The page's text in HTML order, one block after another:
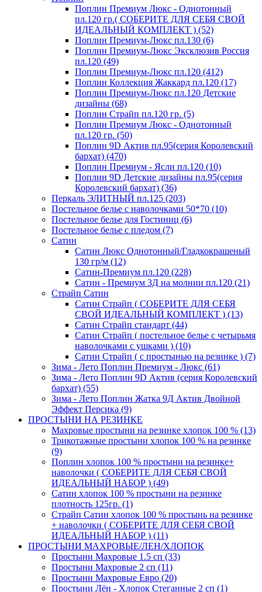
Поплин Премиум Люкс - Однотонный
пл.120 гр.( СОБЕРИТЕ ДЛЯ СЕБЯ СВОЙ
ИДЕАЛЬНЫЙ КОМПЛЕКТ ) (52)
Поплин Премиум-Люкс пл.130 (6)
Поплин Премиум-Люкс Эксклюзив Россия
пл.120 (49)
Поплин Премиум-Люкс пл.120 (412)
Поплин Коллекция Жаккард пл.120 (17)
Поплин Премиум-Люкс пл.120 Детские
дизайны (68)
Поплин Страйп пл.120 гр. (5)
Поплин Премиум Люкс - Однотонный
пл.120 гр. (50)
Поплин 9D Актив пл.95(серия Королевский
бархат) (470)
Поплин Премиум - Ясли пл.120 (10)
Поплин 9D Детские дизайны пл.95(серия
Королевский бархат) (36)
Перкаль ЭЛИТНЫЙ пл.125 (203)
Постельное белье с наволочками 50*70 (10)
Постельное белье для Гостиниц (6)
Постельное белье с пледом (7)
Сатин
Сатин Люкс Однотонный/Гладкокрашеный
130 гр/м (12)
Сатин-Премиум пл.120 (228)
Сатин - Премиум 3Д на молнии пл.120 (21)
Страйп Сатин
Сатин Страйп ( СОБЕРИТЕ ДЛЯ СЕБЯ
СВОЙ ИДЕАЛЬНЫЙ КОМПЛЕКТ ) (13)
Сатин Страйп стандарт (44)
Сатин Страйп ( постельное белье с четырьмя
наволочками с ушками ) (10)
Сатин Страйп ( с простынью на резинке ) (7)
Зима - Лето Поплин Премиум - Люкс (61)
Зима - Лето Поплин 9D Актив (серия Королевский
бархат) (55)
Зима - Лето Поплин Жатка 9Д Актив Двойной
Эффект Персика (9)
ПРОСТЫНИ НА РЕЗИНКЕ
Махровые простыни на резинке хлопок 100 % (13)
Трикотажные простыни хлопок 100 % на резинке
(9)
Поплин хлопок 100 % простыни на резинке+
наволочки ( СОБЕРИТЕ ДЛЯ СЕБЯ СВОЙ
ИДЕАЛЬНЫЙ НАБОР ) (49)
Сатин хлопок 100 % простыни на резинке
плотность 125гр. (1)
Страйп Сатин хлопок 100 % простынь на резинке
+ наволочки ( СОБЕРИТЕ ДЛЯ СЕБЯ СВОЙ
ИДЕАЛЬНЫЙ НАБОР ) (11)
ПРОСТЫНИ МАХРОВЫЕ/ЛЕН/ХЛОПОК
Простыни Махровые 1.5 сп (33)
Простыни Махровые 2 сп (11)
Простыни Махровые Евро (20)
Простыни Лён - Хлопок Стеганные 2 сп (1)